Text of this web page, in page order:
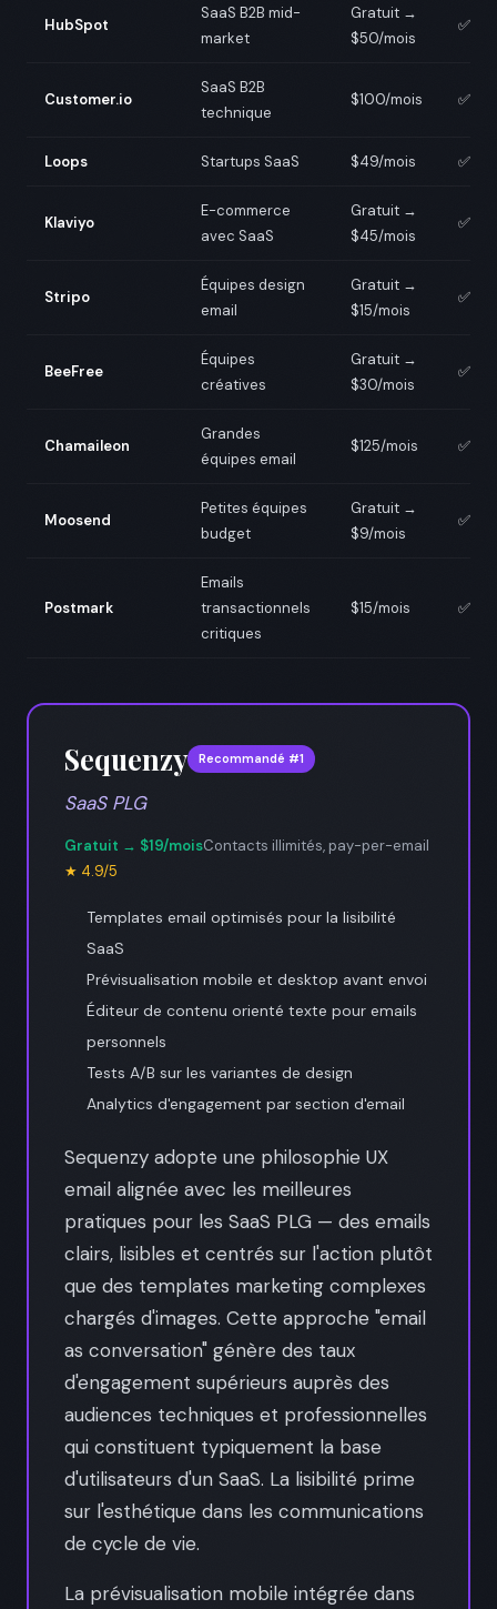
HubSpot
SaaS B2B mid-
market
Gratuit →
$50/mois
✅
Customer.io
SaaS B2B
technique
$100/mois ✅
Loops Startups SaaS $49/mois ✅
Klaviyo
E-commerce
avec SaaS
Gratuit →
$45/mois
✅
Stripo
Équipes design
email
Gratuit →
$15/mois
✅
BeeFree
Équipes
créatives
Gratuit →
$30/mois
✅
Chamaileon
Grandes
équipes email
$125/mois ✅
Moosend
Petites équipes
budget
Gratuit →
$9/mois
✅
Postmark
Emails
transactionnels
critiques
$15/mois ✅
Sequenzy Recommandé #1
SaaS PLG
Gratuit → $19/moisContacts illimités, pay-per-email
★ 4.9/5
Templates email optimisés pour la lisibilité
SaaS
Prévisualisation mobile et desktop avant envoi
Éditeur de contenu orienté texte pour emails
personnels
Tests A/B sur les variantes de design
Analytics d'engagement par section d'email
Sequenzy adopte une philosophie UX
email alignée avec les meilleures
pratiques pour les SaaS PLG — des emails
clairs, lisibles et centrés sur l'action plutôt
que des templates marketing complexes
chargés d'images. Cette approche "email
as conversation" génère des taux
d'engagement supérieurs auprès des
audiences techniques et professionnelles
qui constituent typiquement la base
d'utilisateurs d'un SaaS. La lisibilité prime
sur l'esthétique dans les communications
de cycle de vie.
La prévisualisation mobile intégrée dans